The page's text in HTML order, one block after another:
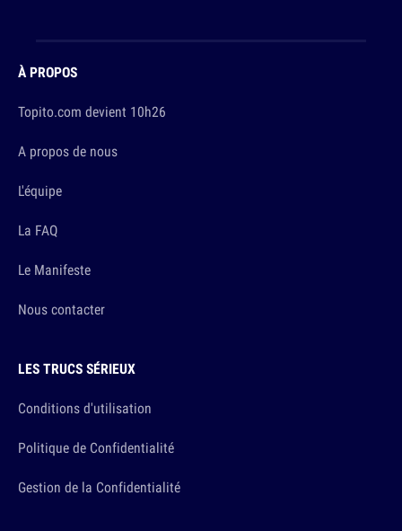
À PROPOS
Topito.com devient 10h26
A propos de nous
L'équipe
La FAQ
Le Manifeste
Nous contacter
LES TRUCS SÉRIEUX
Conditions d'utilisation
Politique de Confidentialité
Gestion de la Confidentialité